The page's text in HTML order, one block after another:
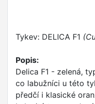
Tykev: DELICA F1
Popis:
Delica F1 - zelená,
co labužníci u této
předčí i klasické